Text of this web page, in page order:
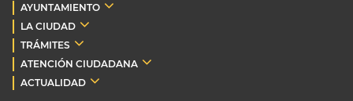
AYUNTAMIENTO
LA CIUDAD
TRÁMITES
ATENCIÓN CIUDADANA
ACTUALIDAD